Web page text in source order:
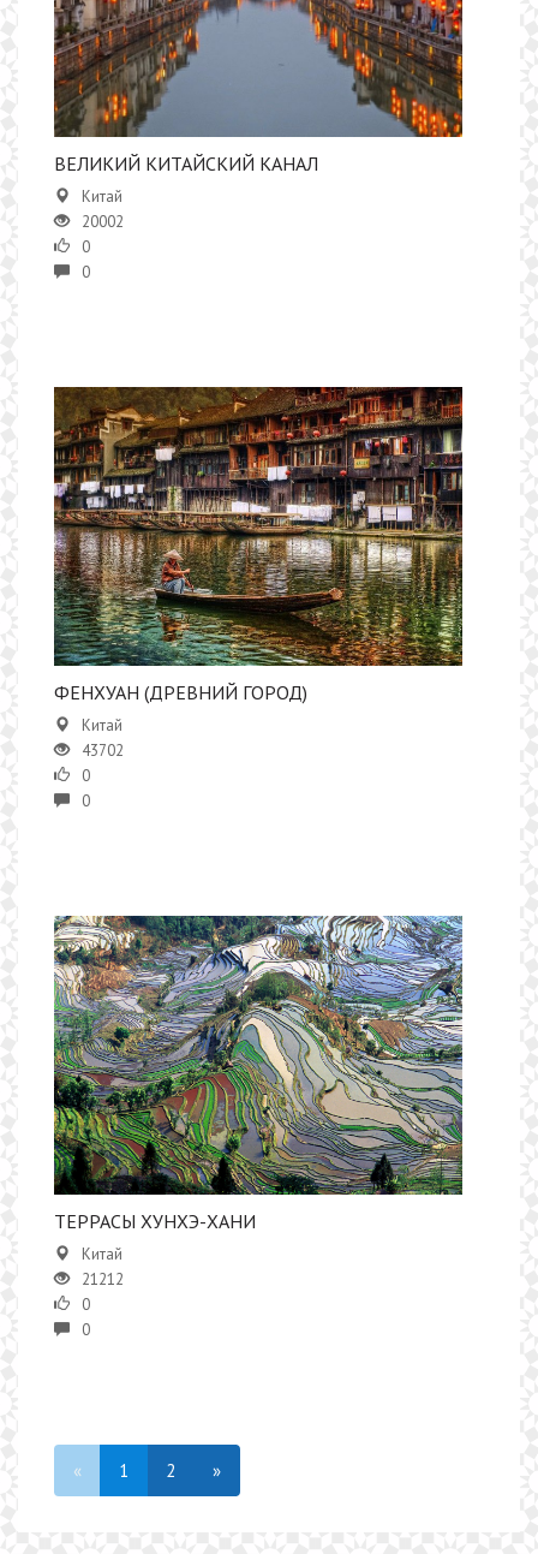
ВЕЛИКИЙ КИТАЙСКИЙ КАНАЛ
Китай
20002
0
0
ФЕНХУАН (ДРЕВНИЙ ГОРОД)
Китай
43702
0
0
ТЕРРАСЫ ХУНХЭ-ХАНИ
Китай
21212
0
0
« 1 2 »